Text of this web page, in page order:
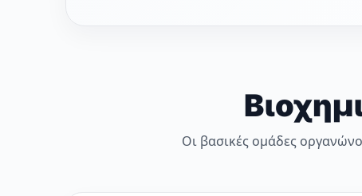
Οι βασικές ομάδες